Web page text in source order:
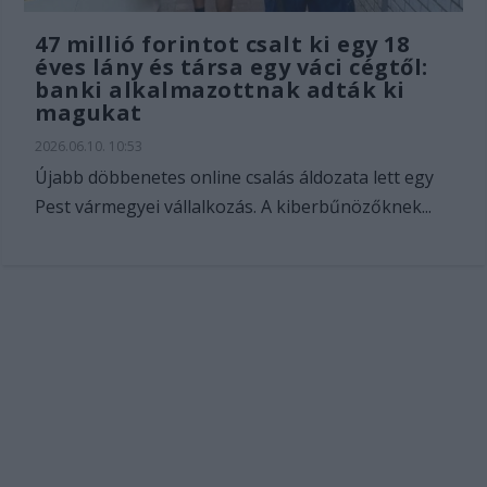
47 millió forintot csalt ki egy 18
éves lány és társa egy váci cégtől:
banki alkalmazottnak adták ki
magukat
2026.06.10. 10:53
Újabb döbbenetes online csalás áldozata lett egy
Pest vármegyei vállalkozás. A kiberbűnözőknek...